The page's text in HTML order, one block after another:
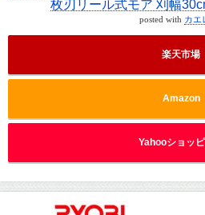
枚刃リール式モア 刈幅
posted with カエ
楽天市場
Amazon
Yahooショッ